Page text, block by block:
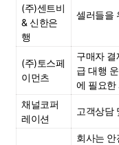
(주)센트비
& 신한은
행
셀러들을
(주)토스페
이먼츠
구매자 결
급 대행
에 필요한
채널코퍼
레이션
고객상담
회사는 안